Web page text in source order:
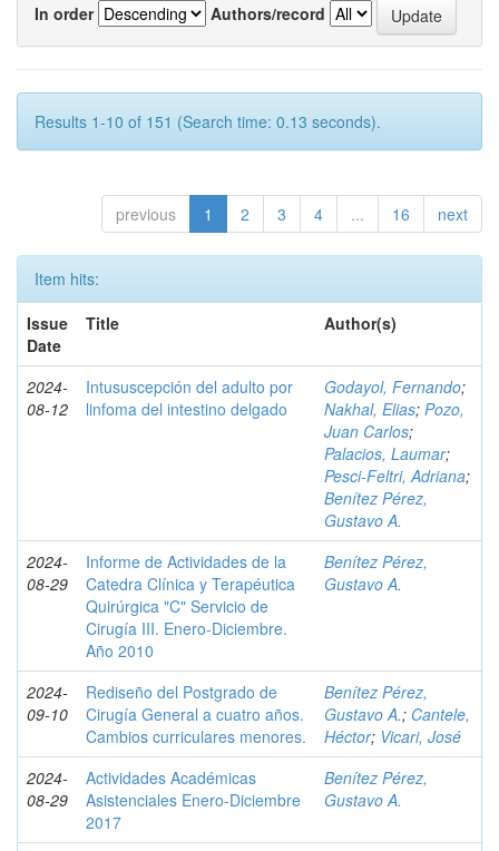
In order
Authors/record
Results 1-10 of 151 (Search time: 0.13 seconds).
previous 1 2 3 4 ... 16 next
Item hits:
Issue
Date
Title Author(s)
2024-
08-12
Intususcepción del adulto por
linfoma del intestino delgado
Godayol, Fernando;
Nakhal, Elias; Pozo,
Juan Carlos;
Palacios, Laumar;
Pesci-Feltri, Adriana;
Benítez Pérez,
Gustavo A.
2024-
08-29
Informe de Actividades de la
Catedra Clínica y Terapéutica
Quirúrgica "C" Servicio de
Cirugía III. Enero-Diciembre.
Año 2010
Benítez Pérez,
Gustavo A.
2024-
09-10
Rediseño del Postgrado de
Cirugía General a cuatro años.
Cambios curriculares menores.
Benítez Pérez,
Gustavo A.; Cantele,
Héctor; Vicari, José
2024-
08-29
Actividades Académicas
Asistenciales Enero-Diciembre
2017
Benítez Pérez,
Gustavo A.